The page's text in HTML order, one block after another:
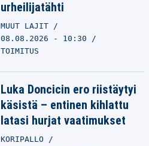
urheilijatähti
MUUT LAJIT
08.08.2026 - 10:30
TOIMITUS
Luka Doncicin ero riistäytyi
käsistä – entinen kihlattu
latasi hurjat vaatimukset
KORIPALLO